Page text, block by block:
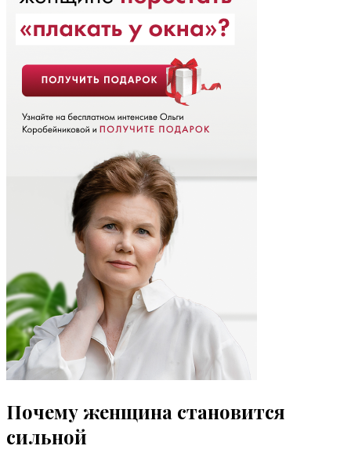
Почему женщина становится
сильной